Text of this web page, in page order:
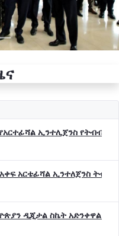
ኢንተሊጀንስ የትብብር
አርቴፊሻል ኢንተለጀንስ
ዲጂታል ስኬት አድንቀዋል